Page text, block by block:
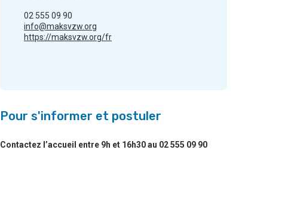
02 555 09 90
info@maksvzw.org
https://maksvzw.org/fr
Pour s'informer et postuler
Contactez l’accueil entre 9h et 16h30 au 02 555 09 90